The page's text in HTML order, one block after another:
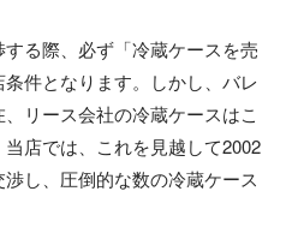
る際、必ず「冷蔵ケースを売
件となります。しかし、バレ
リース会社の冷蔵ケースはこ
店では、これを見越して2002
し、圧倒的な数の冷蔵ケース